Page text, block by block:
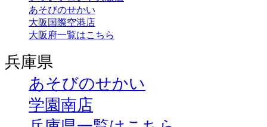
あそびのせかい
大阪国際空港店
大阪府一覧はこちら
兵庫県
あそびのせかい
学園南店